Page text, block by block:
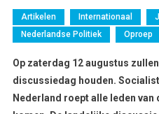
Artikelen Internationaal
Nederlandse Politiek
Oproep
Op zaterdag 12 augustus
discussiedag houden.
Nederland roept alle leden